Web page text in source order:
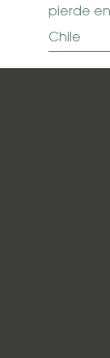
pierde
Chile